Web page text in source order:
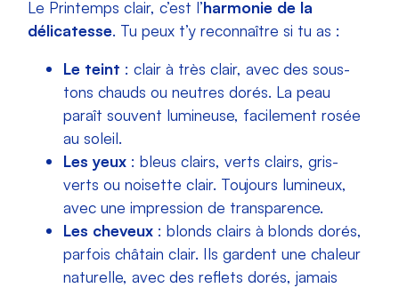
Le Printemps clair, c’est l’harmonie de la
délicatesse. Tu peux t’y reconnaître si tu as :
Le teint : clair à très clair, avec des sous-
tons chauds ou neutres dorés. La peau
paraît souvent lumineuse, facilement rosée
au soleil.
Les yeux : bleus clairs, verts clairs, gris-
verts ou noisette clair. Toujours lumineux,
avec une impression de transparence.
Les cheveux : blonds clairs à blonds dorés,
parfois châtain clair. Ils gardent une chaleur
naturelle, avec des reflets dorés, jamais